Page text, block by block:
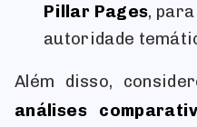
Pillar Pages,
autoridade
Além disso,
análises